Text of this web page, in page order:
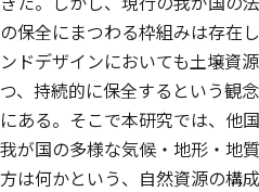
の保全にまつわる枠組みは存在
ンドデザインにおいても土壌資
つ、持続的に保全するという観
にある。そこで本研究では、他
我が国の多様な気候・地形・地
方は何かという、自然資源の構